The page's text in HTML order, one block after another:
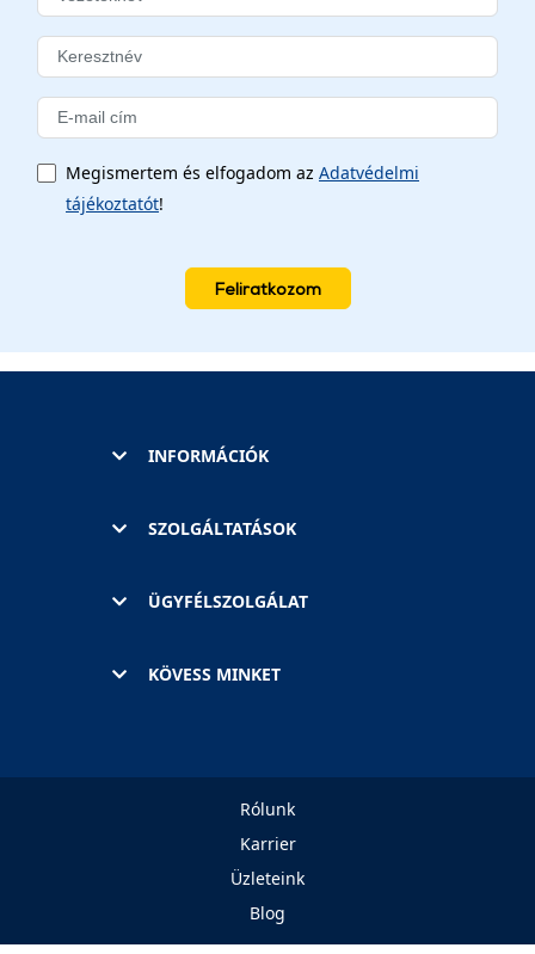
Megismertem és elfogadom az Adatvédelmi
tájékoztatót!
Feliratkozom
INFORMÁCIÓK
SZOLGÁLTATÁSOK
ÜGYFÉLSZOLGÁLAT
KÖVESS MINKET
Rólunk
Karrier
Üzleteink
Blog